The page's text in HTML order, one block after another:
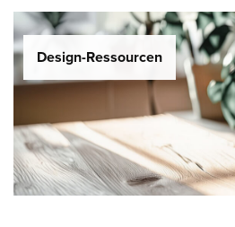
Design-Ressourcen